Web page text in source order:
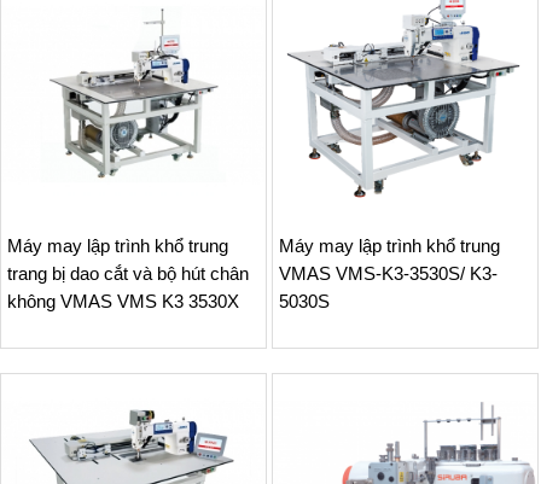
Máy may lập trình khổ trung
trang bị dao cắt và bộ hút chân
không VMAS VMS K3 3530X
Máy may lập trình khổ trung
VMAS VMS-K3-3530S/ K3-
5030S